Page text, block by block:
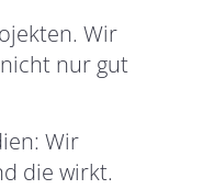
Wir
nur gut
Wir
die wirkt.